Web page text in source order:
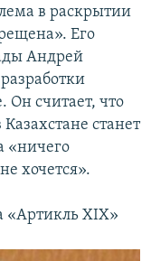
в раскрытии
Его
Андрей
Он считает, что
станет
«ничего
хочется».
«Артикль XIX»